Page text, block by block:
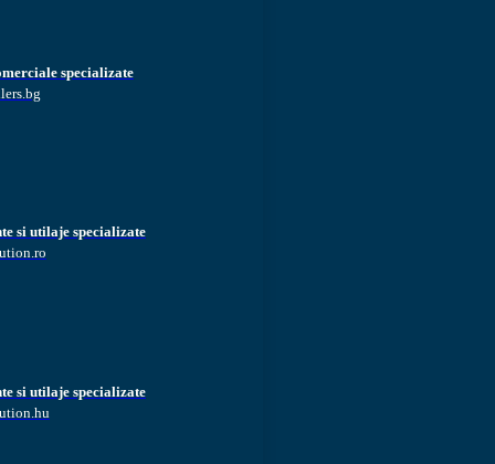
specializate
si utilaje specializate
si utilaje specializate